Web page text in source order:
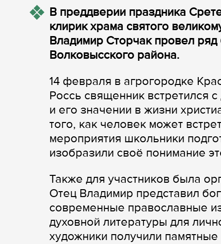
В преддверии праздника
клирик храма святого
Владимир Сторчак провел
Волковысского района.
14 февраля в агрогородке
Россь священник встретился
и его значении в жизни
того, как человек может
мероприятия школьники
изобразили своё понимание
Также для участников была
Отец Владимир представил
современные православные
духовной литературы для
художники получили